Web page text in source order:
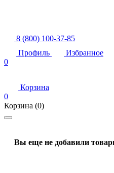
8 (800) 100-37-85
Профиль
Избранное
0
Корзина
0
Корзина (0)
Вы еще не добавили